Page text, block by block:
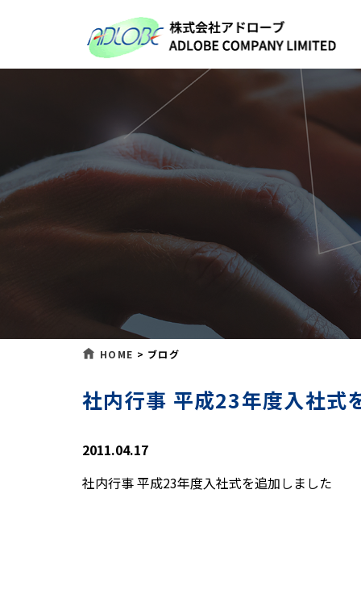
HOME > ブログ
社内行事 平成23年度入社式
2011.04.17
社内行事 平成23年度入社式を追加しました